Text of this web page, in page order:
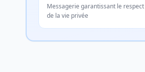
Messagerie garantissant le respect
de la vie privée